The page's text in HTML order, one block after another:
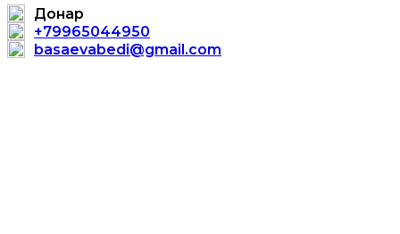
Донар
+79965044950
basaevabedi@gmail.com